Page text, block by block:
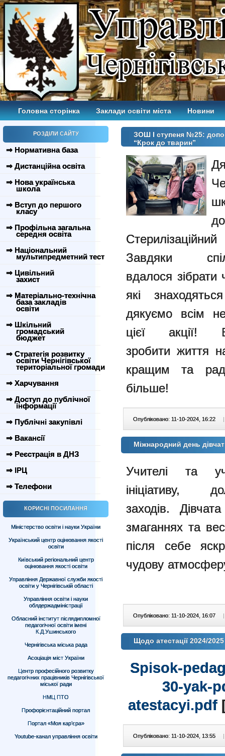
Головна сторінка Заклади освіти міста Новини
РОЗДІЛИ САЙТУ
⇒ Нормативна база
⇒ Дистанційна освіта
⇒ Нова українська
школа
⇒ Вступ до першого
класу
⇒ Профільна загальна
середня освіта
⇒ Національний
мультипредметний тест
⇒ Цивільний
захист
⇒ Матеріально-технічна
база закладів
освіти
⇒ Шкільний
громадський
бюджет
⇒ Стратегія розвитку
освіти Чернігівської
територіальної громади
⇒ Харчування
⇒ Доступ до публічної
інформації
⇒ Публічні закупівлі
⇒ Вакансії
⇒ Реєстрація в ДНЗ
⇒ ІРЦ
⇒ Телефони
КОРИСНІ ПОСИЛАННЯ
Міністерство освіти і науки України
Український центр оцінювання якості
освіти
Київський регіональний центр
оцінювання якості освіти
Управління Державної служби якості
освіти у Чернігівській області
Управління освіти і науки
облдержадміністрації
Обласний інститут післядипломної
педагогічної освіти імені
К.Д.Ушинського
Чернігівська міська рада
Асоціація міст України
Центр професійного розвитку
педагогічних працівників Чернігівської
міської ради
НМЦ ПТО
Профорієнтаційний портал
Портал «Моя кар’єра»
Youtube-канал управління освіти
ЗОШ І ступеня №25:
“Крок до тварин”
Завдяки
вдалося
які
дякуємо всім
цієї акції!
зробитижиття
кращим та
більше!
Опубліковано: 11-10-2024, 16:22 |
Міжнародний день
Учителі та
ініціативу,
заходів.
змаганнях та
після себе
чудову
Опубліковано: 11-10-2024, 16:07 |
Щодо атестації 2024/2025
Spisok-
30-yak-
atestacyi.pdf
Опубліковано: 11-10-2024, 13:55 |